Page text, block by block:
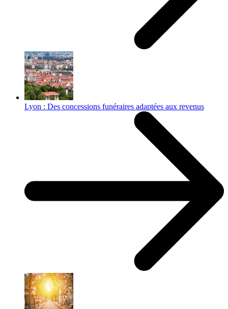
Lyon : Des concessions funéraires adaptées aux revenus